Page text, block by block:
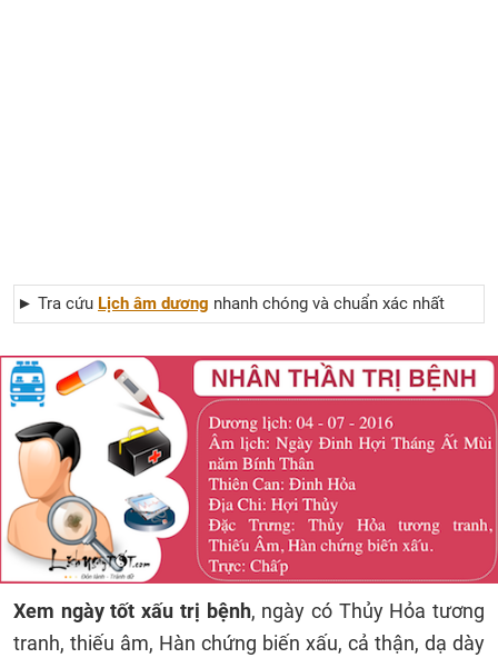
► Tra cứu Lịch âm dương nhanh chóng và chuẩn xác nhất
Xem ngày tốt xấu trị bệnh, ngày có Thủy Hỏa tương
tranh, thiếu âm, Hàn chứng biến xấu, cả thận, dạ dày